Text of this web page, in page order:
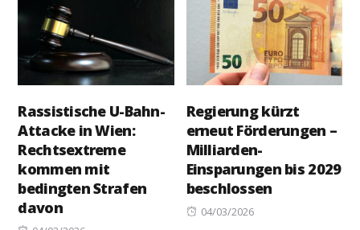
Rassistische U-Bahn-
Attacke in Wien:
Rechtsextreme
kommen mit
bedingten Strafen
davon
Regierung kürzt
erneut Förderungen –
Milliarden-
Einsparungen bis 2029
beschlossen
Posted
04/03/2026